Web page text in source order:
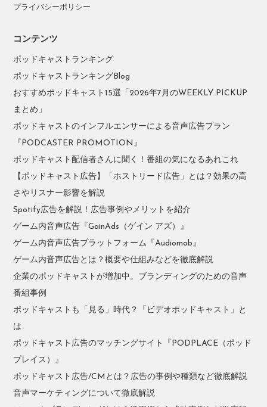
プライバシーポリシー
コンテンツ
ポッドキャストランキング
ポッドキャストランキングBlog
おすすめポッドキャスト15選「2026年7月のWEEKLY PICKUP
まとめ」
ポッドキャストのインフルエンサーによる音声広告プラン
『PODCASTER PROMOTION』
ポッドキャスト配信者さんに聞く！番組の気になるあれこれ
【ポッドキャスト広告】「ホストリード広告」とは？効果の高
さやリスナー影響を解説
Spotify広告を解説！広告事例やメリットを紹介
ゲーム内音声広告『GainAds（ゲイン アズ）』
ゲーム内音声広告プラットフォーム『Audiomob』
ゲーム内音声広告とは？概要や仕組みなどを徹底解説
企業のポッドキャストが増加中。ブランディングのための音声
番組事例
ポッドキャストも「見る」時代？「ビデオポッドキャスト」と
は
ポッドキャスト広告のマッチングサイト『PODPLACE（ポッド
プレイス）』
ポッドキャスト広告/CMとは？広告の事例や種類など徹底解説
音声マーケティングについて徹底解説